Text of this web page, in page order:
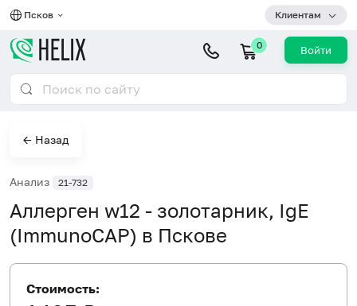
Псков Клиентам
0 Войти
← Назад
Анализ 21-732
Аллерген w12 - золотарник, IgE
(ImmunoCAP) в Пскове
Стоимость: